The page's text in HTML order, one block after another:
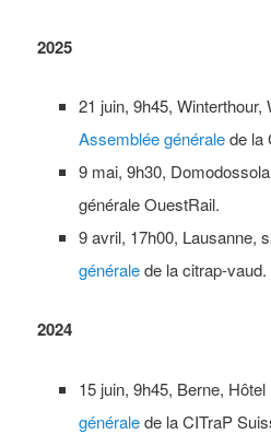
2025
21 juin, 9h45,
Assemblée généralede la
9 mai, 9h30,
générale OuestRail.
9 avril, 17h00, Lausanne,
généralede la citrap-vaud.
2024
15 juin, 9h45, Berne, Hôtel
généralede la CITraP